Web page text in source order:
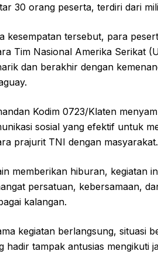
30 orang peserta, terdiri dari
kesempatan tersebut, para
Tim Nasional Amerika Serikat
dan berakhir dengan
Kodim 0723/Klaten
sosial yang efektif untuk
prajurit TNI dengan masyarakat.
memberikan hiburan, kegiatan
persatuan, kebersamaan,
kalangan.
kegiatan berlangsung, situasi
hadir tampak antusias mengikuti